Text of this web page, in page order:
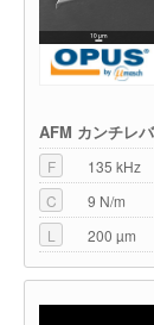
AFM カンチレ
F
135 kHz
C
9 N/m
L
200 µm